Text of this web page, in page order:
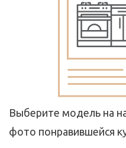
Выберите модель на
фото понравившейся